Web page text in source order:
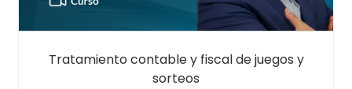
Tratamiento contable y fiscal de juegos y
sorteos